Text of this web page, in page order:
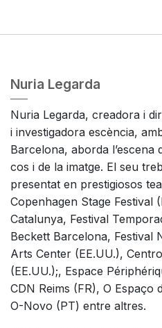
Nuria Legarda
Nuria Legarda, creadora i
i investigadora escència,
Barcelona, aborda l’escena
cos i de la imatge. El seu
presentat en prestigiosos
Copenhagen Stage Festival
Catalunya, Festival
Beckett Barcelona, Festival
Arts Center (EE.UU.),
(EE.UU.);, Espace
CDN Reims (FR), O
O-Novo (PT) entre altres.